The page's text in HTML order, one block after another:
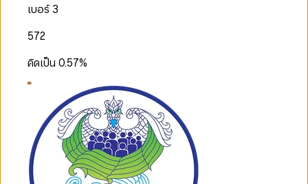
เบอร์ 3
572
คิดเป็น0.57%